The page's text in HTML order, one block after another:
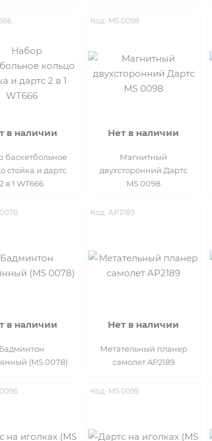
в наличии
баскетбольное
стойка и дартс
2 в 1 WT666
Код: MS 0098
Нет в наличии
Магнитный
двухсторонний Дартс
MS 0098
в наличии
Бадминтон
(MS 0078)
Код: AP2189
Нет в наличии
Метательный планер
самолет AP2189
Код: MS 0095